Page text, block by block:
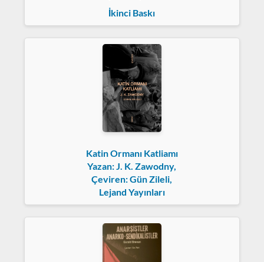
İkinci Baskı
Katin Ormanı Katliamı
Yazan: J. K. Zawodny,
Çeviren: Gün Zileli,
Lejand Yayınları